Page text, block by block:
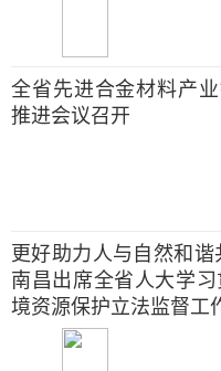
全省先进合金材料产
推进会议召开
更好助力人与自然和谐
南昌出席全省人大学
境资源保护立法监督工